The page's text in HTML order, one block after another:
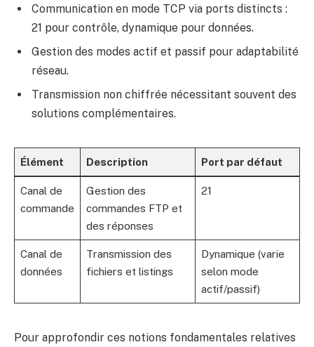
Communication en mode TCP via ports distincts :
21 pour contrôle, dynamique pour données.
Gestion des modes actif et passif pour adaptabilité
réseau.
Transmission non chiffrée nécessitant souvent des
solutions complémentaires.
Élément Description Port par défaut
Canal de
commande
Gestion des
commandes FTP et
des réponses
21
Canal de
données
Transmission des
fichiers et listings
Dynamique (varie
selon mode
actif/passif)
Pour approfondir ces notions fondamentales relatives